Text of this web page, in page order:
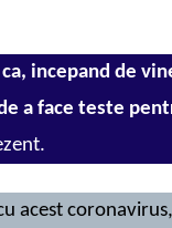
incepand de
a face teste
acest